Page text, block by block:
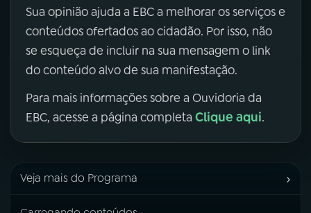
Sua opinião ajuda a EBC a melhorar os serviços e
conteúdos ofertados ao cidadão. Por isso, não
se esqueça de incluir na sua mensagem o link
do conteúdo alvo de sua manifestação.
Para mais informações sobre a Ouvidoria da
EBC, acesse a página completa Clique aqui.
Veja mais do Programa ›